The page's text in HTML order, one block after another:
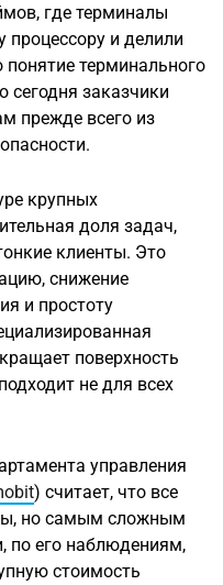
где терминалы
и делили
терминального
сегодня заказчики
прежде всего из
крупных
доля задач,
клиенты. Это
снижение
и простоту
поверхность
не для всех
управления
) считает, что все
но самым сложным
по его наблюдениям,
стоимость